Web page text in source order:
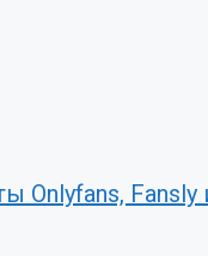
Onlyfans, Fansly